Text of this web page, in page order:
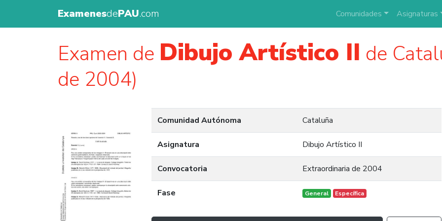
ExamenesdePAU.com Comunidades Asignaturas
Examen de Dibujo Artístico II de
de 2004)
Comunidad Autónoma Cataluña
Asignatura Dibujo Artístico II
Convocatoria Extraordinaria de 2004
Fase General Específica